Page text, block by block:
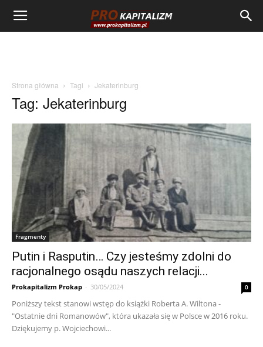
Strona główna Tagi Jekaterinburg
Tag: Jekaterinburg
Fragmenty
Putin i Rasputin… Czy jesteśmy zdolni do
racjonalnego osądu naszych relacji...
Prokapitalizm Prokap - 30/05/2024 0
Poniższy tekst stanowi wstęp do książki Roberta A. Wiltona -
"Ostatnie dni Romanowów", która ukazała się w Polsce w 2016 roku.
Dziękujemy p. Wojciechowi...